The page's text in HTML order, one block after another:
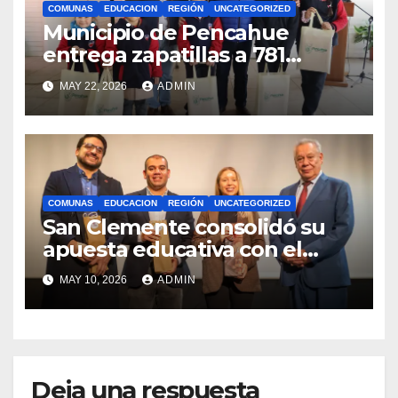
COMUNAS EDUCACION REGIÓN UNCATEGORIZED
Municipio de Pencahue
entrega zapatillas a 781
estudiantes con recursos del
Royalty Minero
MAY 22, 2026 ADMIN
COMUNAS EDUCACION REGIÓN UNCATEGORIZED
San Clemente consolidó su
apuesta educativa con el
lanzamiento del
Preuniversitario Brotes 2026
MAY 10, 2026 ADMIN
Deja una respuesta